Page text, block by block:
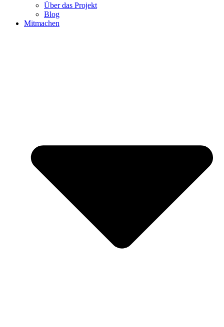
Über das Projekt
Blog
Mitmachen